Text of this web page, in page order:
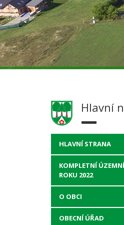
Hlavní
HLAVNÍ STRANA
KOMPLETNÍ
ROKU 2022
O OBCI
OBECNÍ ÚŘAD